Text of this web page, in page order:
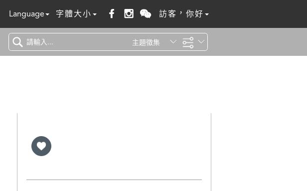
Language 字體大小 訪客，你好
主題徵集